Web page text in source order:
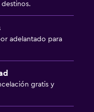
adelantado para
gratis y